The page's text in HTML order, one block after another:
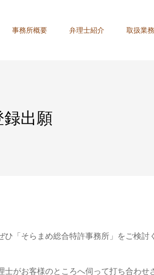
事務所概要 弁理士紹介 取扱業務
出願
「そらまめ総合特許事務所」をご検討
がお客様のところへ伺って打ち合わせ